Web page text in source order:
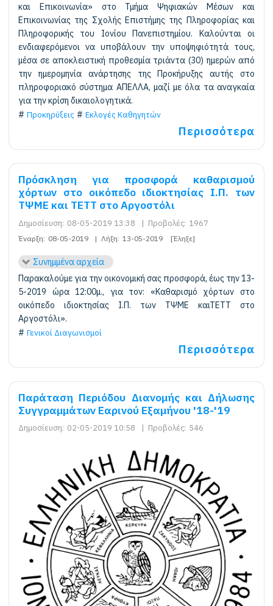
και Επικοινωνία» στο Τμήμα Ψηφιακών Μέσων και
Επικοινωνίας της Σχολής Επιστήμης της Πληροφορίας και
Πληροφορικής του Ιονίου Πανεπιστημίου. Καλούνται οι
ενδιαφερόμενοι να υποβάλουν την υποψηφιότητά τους,
μέσα σε αποκλειστική προθεσμία τριάντα (30) ημερών από
την ημερομηνία ανάρτησης της Προκήρυξης αυτής στο
πληροφοριακό σύστημα ΑΠΕΛΛΑ, μαζί με όλα τα αναγκαία
για την κρίση δικαιολογητικά.
Προκηρύξεις
Εκλογές Καθηγητών
Περισσότερα
Πρόσκληση για προσφορά καθαρισμού
χόρτων στο οικόπεδο ιδιοκτησίας Ι.Π. των
ΤΨΜΕ και ΤΕΤΤ στο Αργοστόλι
Δημοσίευση: 08-05-2019 13:38 | Προβολές: 1967
Έναρξη: 08-05-2019 | Λήξη: 13-05-2019 [Έληξε]
Συνημμένα αρχεία
Παρακαλούμε για την οικονομική σας προσφορά, έως την 13-
5-2019 ώρα 12:00μ., για τον: «Καθαρισμό χόρτων στο
οικόπεδο ιδιοκτησίας Ι.Π. των ΤΨΜΕ καιΤΕΤΤ στο
Αργοστόλι».
Γενικοί Διαγωνισμοί
Περισσότερα
Παράταση Περιόδου Διανομής και Δήλωσης
Συγγραμμάτων Εαρινού Εξαμήνου '18-'19
Δημοσίευση: 02-05-2019 10:58 | Προβολές: 546